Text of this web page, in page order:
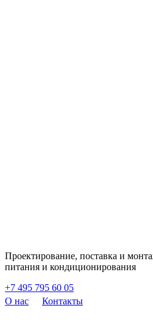
Проектирование, поставка и
питания и кондиционирования
+7 495 795 60 05
О нас
Контакты